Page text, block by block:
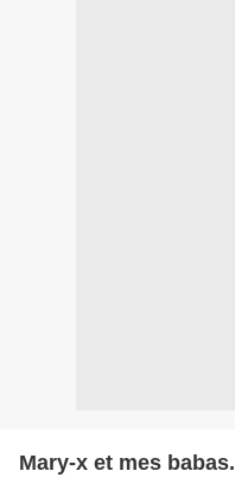
Mary-x et mes babas.